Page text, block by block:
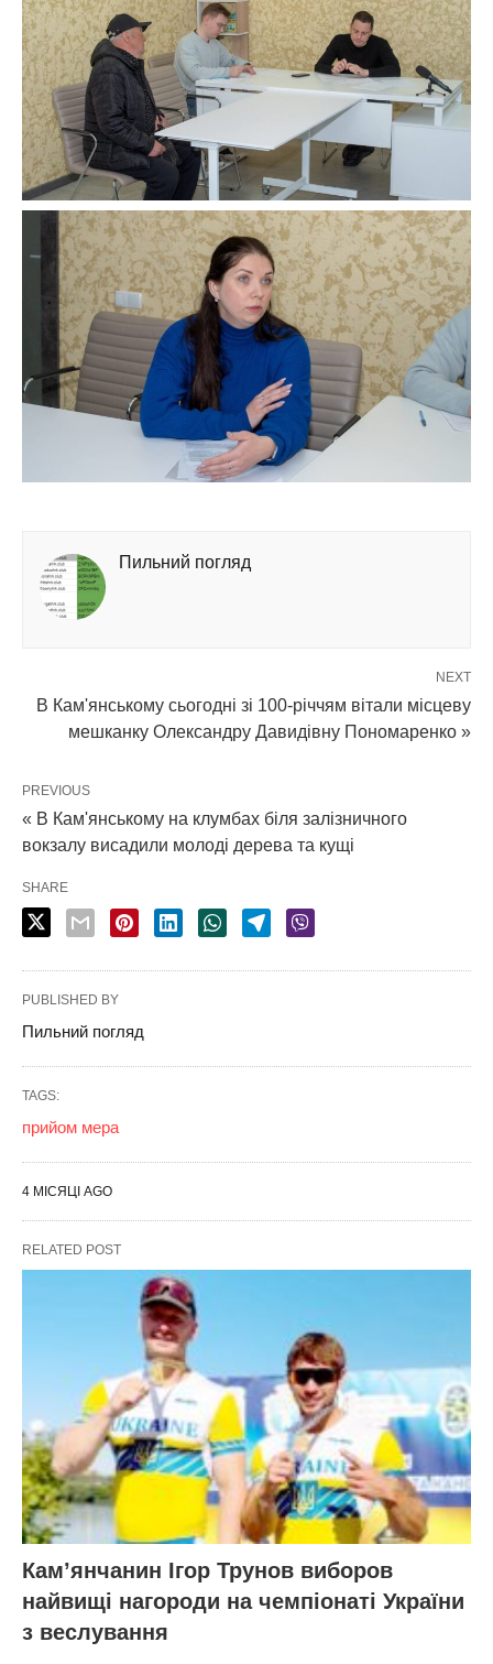
Пильний погляд
NEXT
В Кам'янському сьогодні зі 100-річчям вітали місцеву
мешканку Олександру Давидівну Пономаренко »
PREVIOUS
« В Кам'янському на клумбах біля залізничного
вокзалу висадили молоді дерева та кущі
SHARE
PUBLISHED BY
Пильний погляд
TAGS:
прийом мера
4 МІСЯЦІ AGO
RELATED POST
Кам’янчанин Ігор Трунов виборов
найвищі нагороди на чемпіонаті України
з веслування